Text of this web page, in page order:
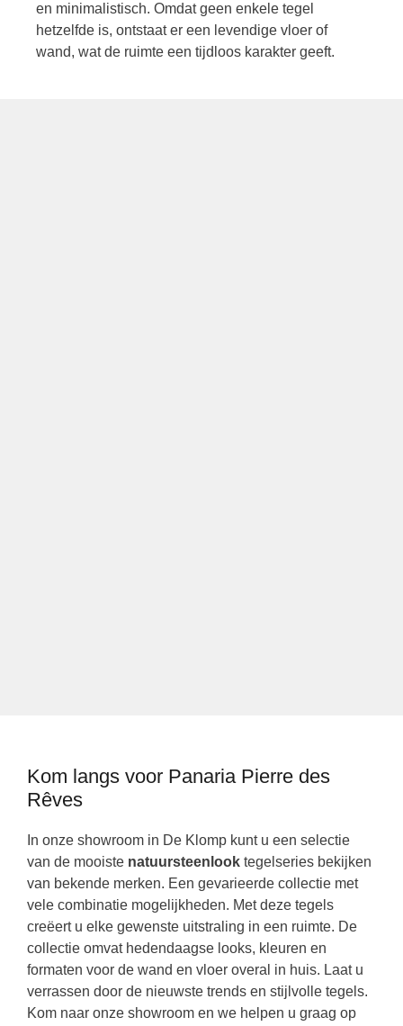
en minimalistisch. Omdat geen enkele tegel
hetzelfde is, ontstaat er een levendige vloer of
wand, wat de ruimte een tijdloos karakter geeft.
Kom langs voor Panaria Pierre des
Rêves
In onze showroom in De Klomp kunt u een selectie
van de mooiste natuursteenlook tegelseries bekijken
van bekende merken. Een gevarieerde collectie met
vele combinatie mogelijkheden. Met deze tegels
creëert u elke gewenste uitstraling in een ruimte. De
collectie omvat hedendaagse looks, kleuren en
formaten voor de wand en vloer overal in huis. Laat u
verrassen door de nieuwste trends en stijlvolle tegels.
Kom naar onze showroom en we helpen u graag op